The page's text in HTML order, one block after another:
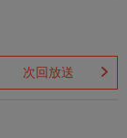
次回放送